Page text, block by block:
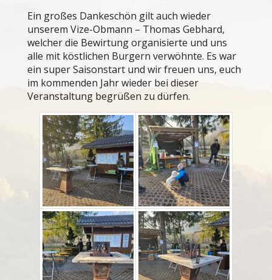
Ein großes Dankeschön gilt auch wieder
unserem Vize-Obmann – Thomas Gebhard,
welcher die Bewirtung organisierte und uns
alle mit köstlichen Burgern verwöhnte. Es war
ein super Saisonstart und wir freuen uns, euch
im kommenden Jahr wieder bei dieser
Veranstaltung begrüßen zu dürfen.